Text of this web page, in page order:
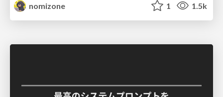
nomizone
1 1.5k